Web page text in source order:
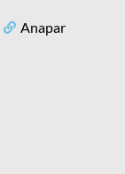
Anapar